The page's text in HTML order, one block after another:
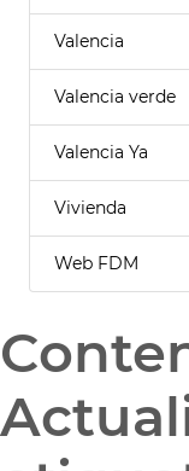
Valencia
Valencia verde
Valencia Ya
Vivienda
Web FDM